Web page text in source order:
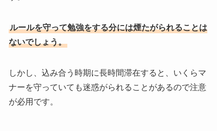
ルールを守って勉強をする分には煙たがられることは
ないでしょう。
しかし、込み合う時期に長時間滞在すると、いくらマ
ナーを守っていても迷惑がられることがあるので注意
が必用です。